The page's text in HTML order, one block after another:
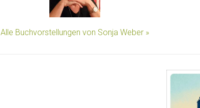
Alle Buchvorstellungen von Sonja Weber »